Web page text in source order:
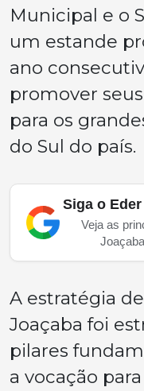
Municipal e o
um estande
ano
promover
para os
do Sul do país.
Siga o
Veja as
A estratégia
Joaçaba foi
pilares
a vocação